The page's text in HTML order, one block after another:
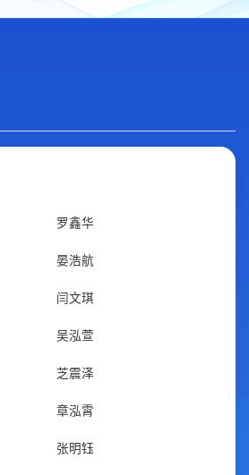
罗鑫华
晏浩航
闫文琪
吴泓萱
芝震泽
章泓霄
张明钰